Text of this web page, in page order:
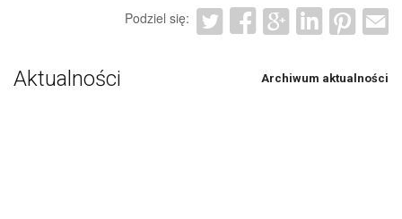
Podziel się:
Aktualności Archiwum aktualności